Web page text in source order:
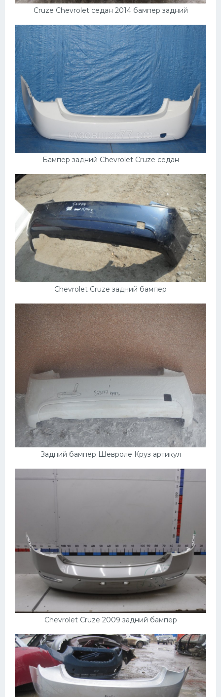
Cruze Chevrolet седан 2014 бампер задний
Бампер задний Chevrolet Cruze седан
Chevrolet Cruze задний бампер
Задний бампер Шевроле Круз артикул
Chevrolet Cruze 2009 задний бампер